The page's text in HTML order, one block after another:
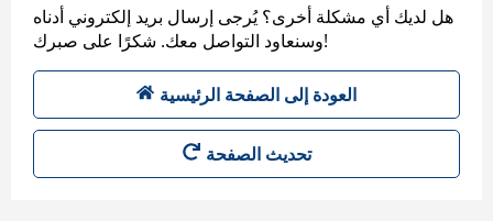
هل لديك أي مشكلة أخرى؟ يُرجى إرسال بريد إلكتروني أدناه
وسنعاود التواصل معك. شكرًا على صبرك!
العودة إلى الصفحة الرئيسية
تحديث الصفحة